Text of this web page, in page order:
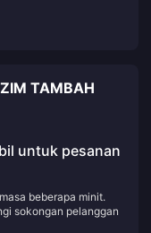
TAMBAH
untuk pesanan
beberapa minit.
sokongan pelanggan